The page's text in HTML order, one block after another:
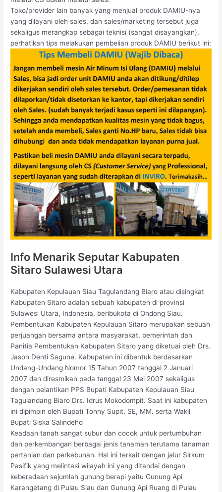
Toko/provider lain banyak yang menjual produk DAMIU-nya
yang dilayani oleh sales, dan sales/marketing tersebut juga
sekaligus merangkap sebagai teknisi (sangat disayangkan),
perhatikan tips melakukan pembelian produk DAMIU berikut ini:
Info Menarik Seputar Kabupaten
Sitaro Sulawesi Utara
Kabupaten Kepulauan Siau Tagulandang Biaro atau disingkat
Kabupaten Sitaro adalah sebuah kabupaten di provinsi
Sulawesi Utara, Indonesia, beribukota di Ondong Siau.
Pembentukan Kabupaten Kepulauan Sitaro merupakan sebuah
perjuangan bersama antara masyarakat, pemerintah dan
Panitia Pembentukan Kabupaten Sitaro yang diketuai oleh Drs.
Jason Denti Sagune. Kabupaten ini dibentuk berdasarkan
Undang-Undang Nomor 15 Tahun 2007 tanggal 2 Januari
2007 dan diresmikan pada tanggal 23 Mei 2007 sekaligus
dengan pelantikan PPS Bupati Kabupaten Kepulauan Siau
Tagulandang Biaro Drs. Idrus Mokodompit. Saat ini kabupaten
ini dipimpin oleh Bupati Tonny Supit, SE, MM. serta Wakil
Bupati Siska Salindeho
Keadaan tanah sangat subur dan cocok untuk pertumbuhan
dan perkembangan berbagai jenis tanaman terutama tanaman
pertanian dan perkebunan. Hal ini terkait dengan jalur Sirkum
Pasifik yang melintasi wilayah ini yang ditandai dengan
keberadaan sejumlah gunung berapi yaitu Gunung Api
Karangetang di Pulau Siau dan Gunung Api Ruang di Pulau